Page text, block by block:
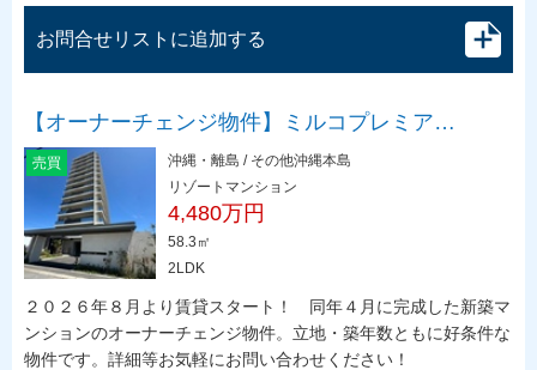
お問合せリストに追加する
【オーナーチェンジ物件】ミルコプレミア…
売買
沖縄・離島 / その他沖縄本島
リゾートマンション
4,480万円
58.3㎡
2LDK
２０２６年８月より賃貸スタート！ 同年４月に完成した新築マ
ンションのオーナーチェンジ物件。立地・築年数ともに好条件な
物件です。詳細等お気軽にお問い合わせください！